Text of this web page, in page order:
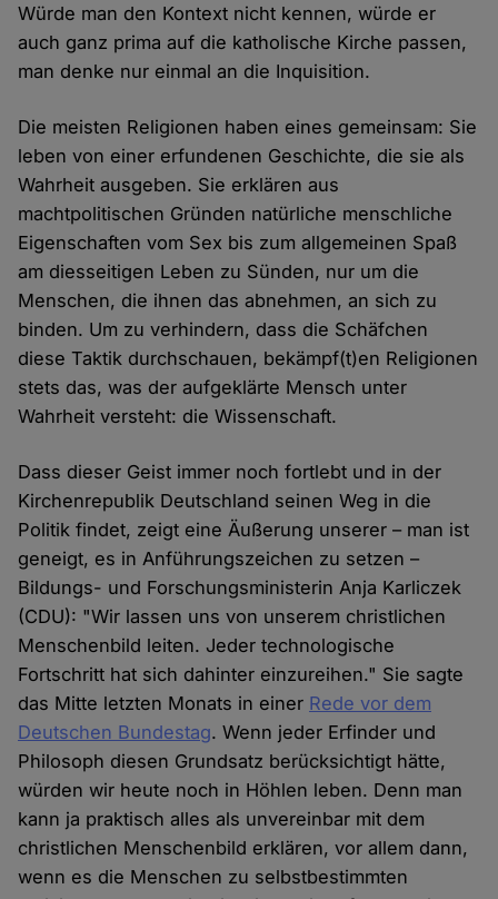
Würde man den Kontext nicht kennen, würde er
auch ganz prima auf die katholische Kirche passen,
man denke nur einmal an die Inquisition.
Die meisten Religionen haben eines gemeinsam: Sie
leben von einer erfundenen Geschichte, die sie als
Wahrheit ausgeben. Sie erklären aus
machtpolitischen Gründen natürliche menschliche
Eigenschaften vom Sex bis zum allgemeinen Spaß
am diesseitigen Leben zu Sünden, nur um die
Menschen, die ihnen das abnehmen, an sich zu
binden. Um zu verhindern, dass die Schäfchen
diese Taktik durchschauen, bekämpf(t)en Religionen
stets das, was der aufgeklärte Mensch unter
Wahrheit versteht: die Wissenschaft.
Dass dieser Geist immer noch fortlebt und in der
Kirchenrepublik Deutschland seinen Weg in die
Politik findet, zeigt eine Äußerung unserer – man ist
geneigt, es in Anführungszeichen zu setzen –
Bildungs- und Forschungsministerin Anja Karliczek
(CDU): "Wir lassen uns von unserem christlichen
Menschenbild leiten. Jeder technologische
Fortschritt hat sich dahinter einzureihen." Sie sagte
das Mitte letzten Monats in einer Rede vor dem
Deutschen Bundestag. Wenn jeder Erfinder und
Philosoph diesen Grundsatz berücksichtigt hätte,
würden wir heute noch in Höhlen leben. Denn man
kann ja praktisch alles als unvereinbar mit dem
christlichen Menschenbild erklären, vor allem dann,
wenn es die Menschen zu selbstbestimmten